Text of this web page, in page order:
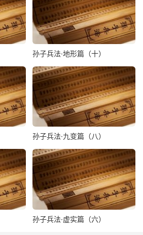
孙子兵法·地形篇（十）
孙子兵法·九变篇（八）
孙子兵法·虚实篇（六）